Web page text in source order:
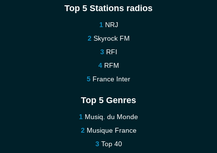
Top 5 Stations radios
NRJ
Skyrock FM
RFI
RFM
France Inter
Top 5 Genres
Musiq. du Monde
Musique France
Top 40